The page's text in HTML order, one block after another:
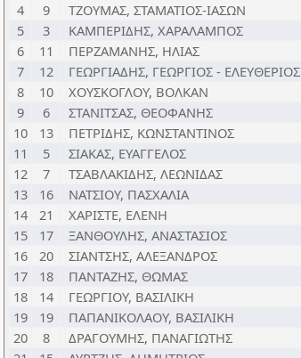
4
9 ΤΖΟΥΜΑΣ, ΣΤΑΜΑΤΙΟΣ-ΙΑΣΩΝ
5
3 ΚΑΜΠΕΡΙΔΗΣ, ΧΑΡΑΛΑΜΠΟΣ
6
11 ΠΕΡΖΑΜΑΝΗΣ, ΗΛΙΑΣ
7
12 ΓΕΩΡΓΙΑΔΗΣ, ΓΕΩΡΓΙΟΣ - ΕΛΕΥΘΕΡΙΟΣ
8
10 ΧΟΥΣΚΟΓΛΟΥ, ΒΟΛΚΑΝ
9
6 ΣΤΑΝΙΤΣΑΣ, ΘΕΟΦΑΝΗΣ
10
13 ΠΕΤΡΙΔΗΣ, ΚΩΝΣΤΑΝΤΙΝΟΣ
11
5 ΣΙΑΚΑΣ, ΕΥΑΓΓΕΛΟΣ
12
7 ΤΣΑΒΛΑΚΙΔΗΣ, ΛΕΩΝΙΔΑΣ
13
16 ΝΑΤΣΙΟΥ, ΠΑΣΧΑΛΙΑ
14
21 ΧΑΡΙΣΤΕ, ΕΛΕΝΗ
15
17 ΞΑΝΘΟΥΛΗΣ, ΑΝΑΣΤΑΣΙΟΣ
16
20 ΣΙΑΝΤΣΗΣ, ΑΛΕΞΑΝΔΡΟΣ
17
18 ΠΑΝΤΑΖΗΣ, ΘΩΜΑΣ
18
14 ΓΕΩΡΓΙΟΥ, ΒΑΣΙΛΙΚΗ
19
19 ΠΑΠΑΝΙΚΟΛΑΟΥ, ΒΑΣΙΛΙΚΗ
20
8 ΔΡΑΓΟΥΜΗΣ, ΠΑΝΑΓΙΩΤΗΣ